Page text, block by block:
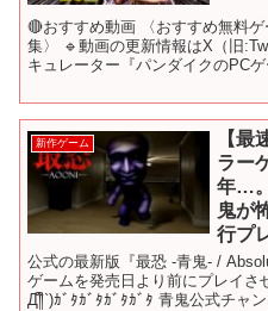
🔴おすすめ動画 〈おすすめ無料
集〉 🔹動画の更新情報はX（旧
キュレーター『パンダイクのPCゲ
新作ゲーム
【
ラー
年…
鬼が
行プ
公式の最新版『最恐 -青鬼- /
ゲームを発売日より前にプレイさ
Д༎ຶ`)ｶﾞﾀｶﾞﾀｶﾞﾀｶﾞﾀ 青鬼公式チャ